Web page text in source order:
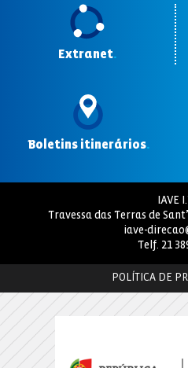
Extranet.
Boletins itinerários.
IAVE
Travessa das Terras de
iave-
Telf. 21
POLÍTICA DE